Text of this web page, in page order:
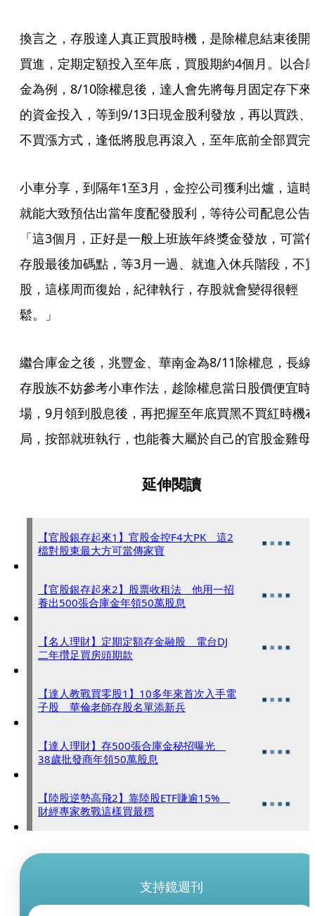
換言之，存股達人真正買股時機，是除權息結束後開
買進，定期定額投入至年底，買股期約4個月。以合
金為例，8/10除權息後，達人會先將每月固定存下來
的資金投入，等到9/13日現金股利發放，再以買跌、
不買漲方式，逢低將股息再滾入，至年底前全部買完
小車分享，到隔年1至3月，金控公司獲利出爐，這時
就能大致預估出當年度配發股利，等待公司配息公告
「這3個月，正好是一般上班族年終獎金發放，可當
存股最後加碼點，等3月一過、就進入休兵階段，不
股，這樣周而復始，紀律執行，存股就會變得很輕
鬆。」
繼合庫金之後，兆豐金、華南金為8/11除權息，長線
存股族不妨參考小車作法，趁除權息當日股價便宜時
場，9月領到股息後，再把握至年底買黑不買紅時機
局，按部就班執行，也能養大屬於自己的官股金雞母
延伸閱讀
【官股銀存起來1】官股金控F4大PK 這2
檔對股東最大方可當傳家寶
【官股銀存起來2】股票收租法 他用一招
養出500張合庫金年領50萬股息
【名人理財】定期定額存金融股 電台DJ
二年攢足買房頭期款
【達人教戰買零股1】10多年來首次入手電
子股 華倫老師存股名單添新兵
【達人理財】存500張合庫金秘招曝光
38歲批發商年領50萬股息
【陸股逆勢高飛2】靠陸股ETF賺逾15%
財經專家教戰這樣買最穩
支持鏡週刊